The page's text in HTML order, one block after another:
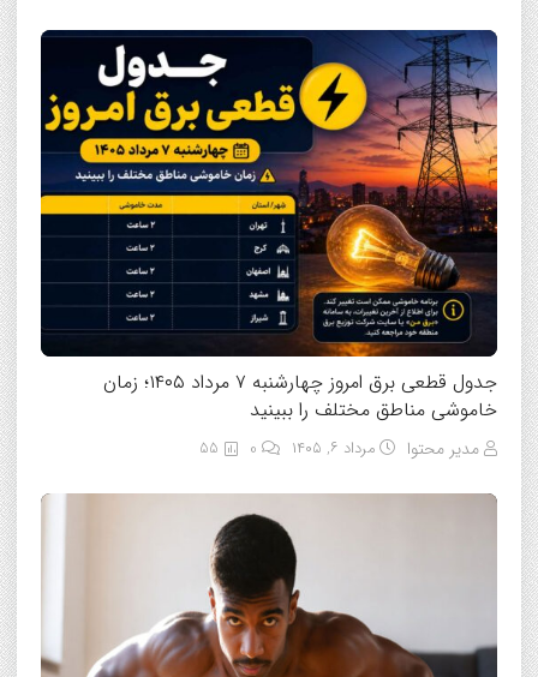
جدول قطعی برق امروز چهارشنبه ۷ مرداد ۱۴۰۵؛ زمان
خاموشی مناطق مختلف را ببینید
مدیر محتوا مرداد ۶, ۱۴۰۵ 55